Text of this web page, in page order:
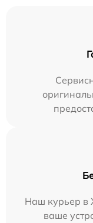
Наш курьер в
ваше